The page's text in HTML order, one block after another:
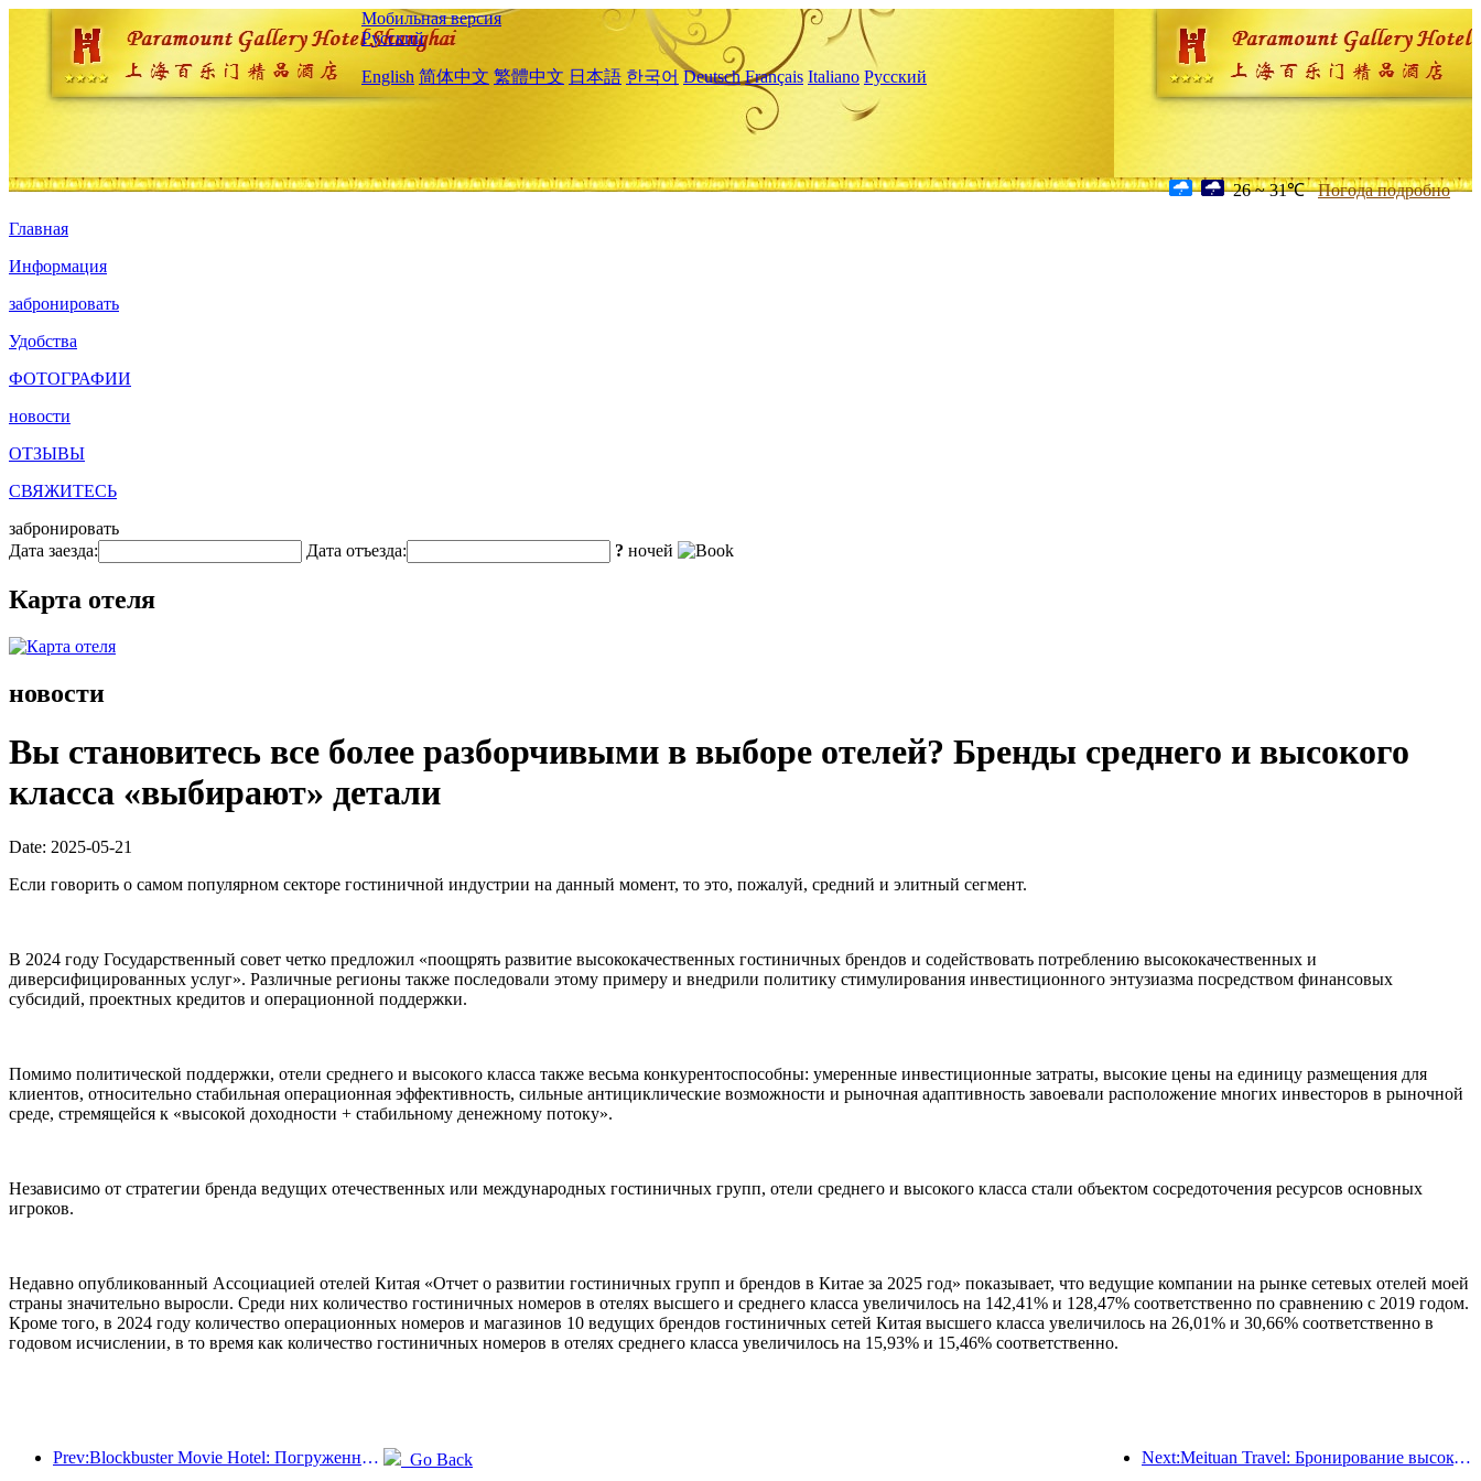
Мобильная версия
Русский
English 简体中文 繁體中文 日本語 한국어 Deutsch Français Italiano Русский
26 ~ 31℃ Погода подробно
Главная
Информация
забронировать
Удобства
ФОТОГРАФИИ
новости
ОТЗЫВЫ
СВЯЖИТЕСЬ
забронировать
Дата заезда:
Дата отъезда: ? ночей
Карта отеля
новости
Вы становитесь все более разборчивыми в выборе отелей? Бренды среднего и высокого
класса «выбирают» детали
Date: 2025-05-21
Если говорить о самом популярном секторе гостиничной индустрии на данный момент, то это, пожалуй, средний и элитный сегмент.
В 2024 году Государственный совет четко предложил «поощрять развитие высококачественных гостиничных брендов и содействовать потреблению высококачественных и
диверсифицированных услуг». Различные регионы также последовали этому примеру и внедрили политику стимулирования инвестиционного энтузиазма посредством финансовых
субсидий, проектных кредитов и операционной поддержки.
Помимо политической поддержки, отели среднего и высокого класса также весьма конкурентоспособны: умеренные инвестиционные затраты, высокие цены на единицу размещения для
клиентов, относительно стабильная операционная эффективность, сильные антициклические возможности и рыночная адаптивность завоевали расположение многих инвесторов в рыночной
среде, стремящейся к «высокой доходности + стабильному денежному потоку».
Независимо от стратегии бренда ведущих отечественных или международных гостиничных групп, отели среднего и высокого класса стали объектом сосредоточения ресурсов основных
игроков.
Недавно опубликованный Ассоциацией отелей Китая «Отчет о развитии гостиничных групп и брендов в Китае за 2025 год» показывает, что ведущие компании на рынке сетевых отелей моей
страны значительно выросли. Среди них количество гостиничных номеров в отелях высшего и среднего класса увеличилось на 142,41% и 128,47% соответственно по сравнению с 2019 годом.
Кроме того, в 2024 году количество операционных номеров и магазинов 10 ведущих брендов гостиничных сетей Китая высшего класса увеличилось на 26,01% и 30,66% соответственно в
годовом исчислении, в то время как количество гостиничных номеров в отелях среднего класса увеличилось на 15,93% и 15,46% соответственно.
Prev:Blockbuster Movie Hotel: Погруженный в путешествие света и тени, Blockbuster Movie Hotel определяет новый опыт путешествий Next:Meituan Travel: Бронирование высокозвездочных отелей в уездах во время Праздника драконьих лодок очень популярно, причем основными клиентами становятся семьи с детьми
Go Back